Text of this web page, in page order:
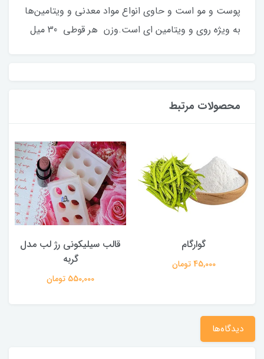
پوست و مو است و حاوی انواع مواد معدنی و ویتامین‌ها
به ویژه روی و ویتامین ای است.وزن هر قوطی 30 میل
محصولات مرتبط
گوارگام
45,000 تومان
قالب سیلیکونی رژ لب مدل
گربه
550,000 تومان
دیدگاه‌ها